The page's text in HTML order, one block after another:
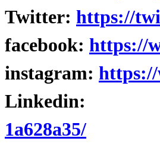
Twitter: https://
facebook: https://
instagram: https://
Linkedin:
1a628a35/